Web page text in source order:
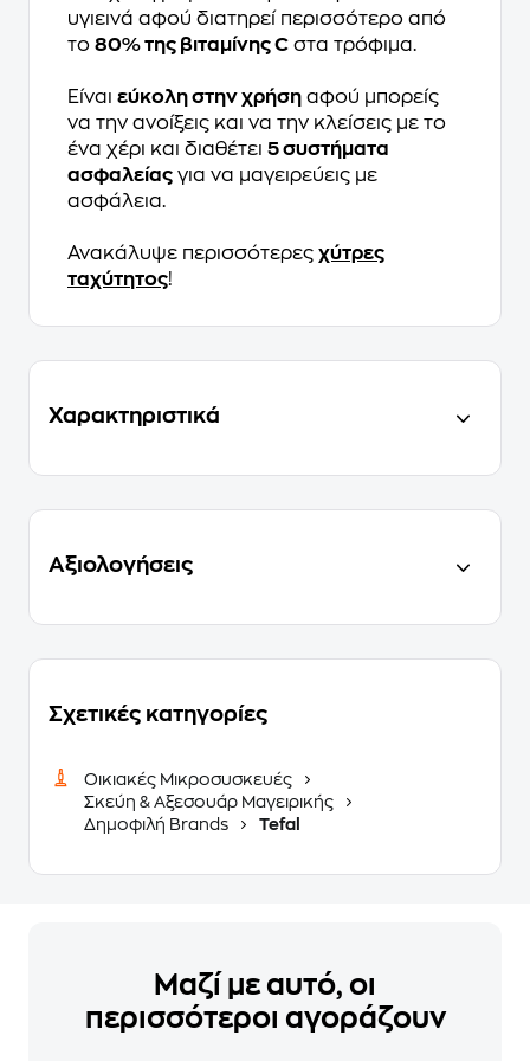
υγιεινά αφού διατηρεί περισσότερο από
το 80% της βιταμίνης C στα τρόφιμα.
Είναι εύκολη στην χρήση αφού μπορείς
να την ανοίξεις και να την κλείσεις με το
ένα χέρι και διαθέτει 5 συστήματα
ασφαλείας για να μαγειρεύεις με
ασφάλεια.
Ανακάλυψε περισσότερες χύτρες
ταχύτητος!
Χαρακτηριστικά
Αξιολογήσεις
Σχετικές κατηγορίες
Οικιακές Μικροσυσκευές
Σκεύη & Αξεσουάρ Μαγειρικής
Δημοφιλή Brands
Tefal
Μαζί με αυτό, οι
περισσότεροι αγοράζουν